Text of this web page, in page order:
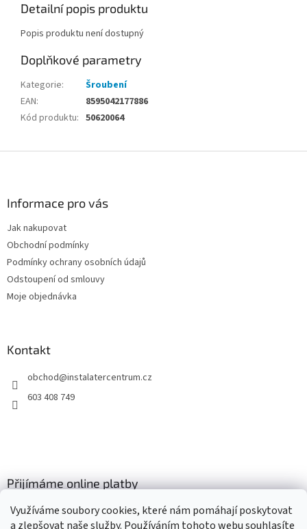
Využíváme soubory cookies, které nám pomáhají poskytovat
a zlepšovat naše služby. Používáním tohoto webu souhlasíte
Detailní popis produktu
Popis produktu není dostupný
Doplňkové parametry
Kategorie:
Šroubení
EAN:
8595042177886
Kód produktu: 50620064
Informace pro vás
Jak nakupovat
Obchodní podmínky
Podmínky ochrany osobních údajů
Odstoupení od smlouvy
Moje objednávka
Kontakt
obchod@instalatercentrum.cz
603 408 749
Přijímáme online platby